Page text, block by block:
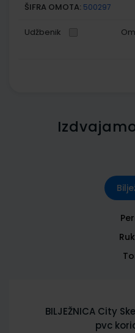
ŠIFRA OMOTA: 500297
Udžbenik
BILJEŽNICA City
pvc